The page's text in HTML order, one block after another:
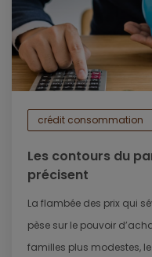
crédit consommation
Les contours du
précisent
La flambée des prix qui
pèse sur le pouvoir
familles plus modestes,